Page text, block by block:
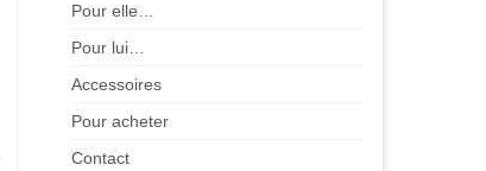
Pour elle…
Pour lui…
Accessoires
Pour acheter
Contact